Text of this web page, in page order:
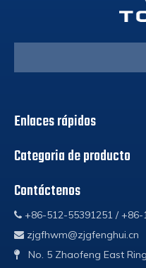
Enlaces rápidos
Categoria de producto
Contáctenos
 +86-512-55391251 / +86-
 zjgfhwm@zjgfenghui.cn
 No. 5 Zhaofeng East